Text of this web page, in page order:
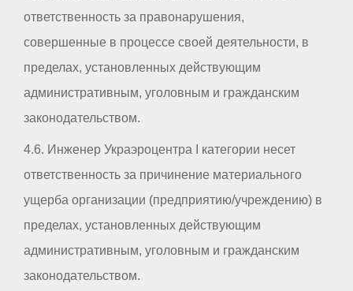
ответственность за правонарушения,
совершенные в процессе своей деятельности, в
пределах, установленных действующим
административным, уголовным и гражданским
законодательством.
4.6. Инженер Украэроцентра I категории несет
ответственность за причинение материального
ущерба организации (предприятию/учреждению) в
пределах, установленных действующим
административным, уголовным и гражданским
законодательством.